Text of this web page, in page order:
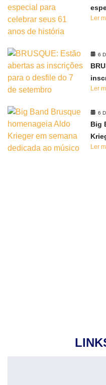
Ler
6
Ler
6
Big
Ler